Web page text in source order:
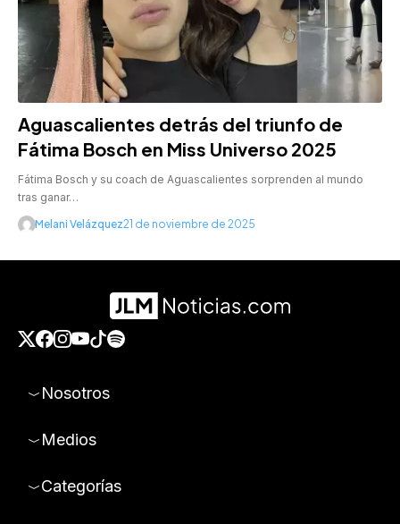
Aguascalientes detrás del triunfo de
Fátima Bosch en Miss Universo 2025
Fátima Bosch y su coach de Aguascalientes sorprenden al mundo
tras ganar…
Melani Velázquez21 de noviembre de 2025
Nosotros
Medios
Categorías